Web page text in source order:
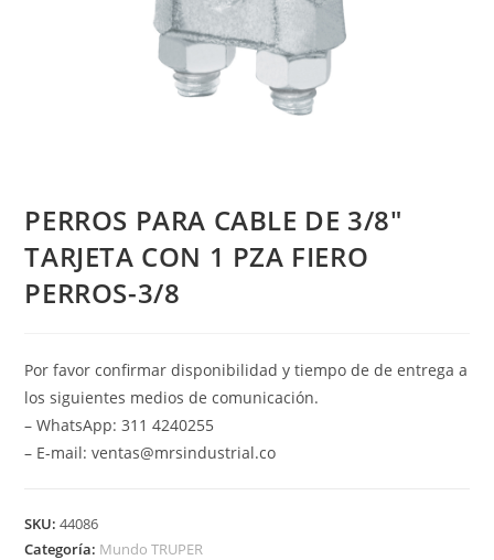
PERROS PARA CABLE DE 3/8″
TARJETA CON 1 PZA FIERO
PERROS-3/8
Por favor confirmar disponibilidad y tiempo de de entrega a
los siguientes medios de comunicación.
– WhatsApp: 311 4240255
– E-mail: ventas@mrsindustrial.co
SKU:44086
Categoría: Mundo TRUPER